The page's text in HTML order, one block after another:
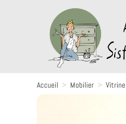
Accueil > Mobilier > Vitrine